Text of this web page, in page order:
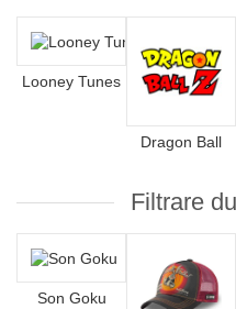
Looney Tunes
Dragon Ball
Filtrare
Son Goku